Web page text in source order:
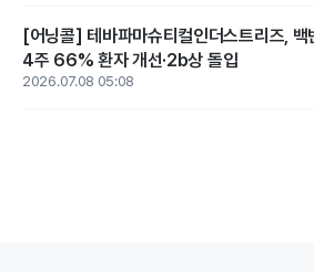
[어닝콜] 테바파마슈티컬인더스트리즈, 백
4주 66% 환자 개선·2b상 돌입
2026.07.08 05:08